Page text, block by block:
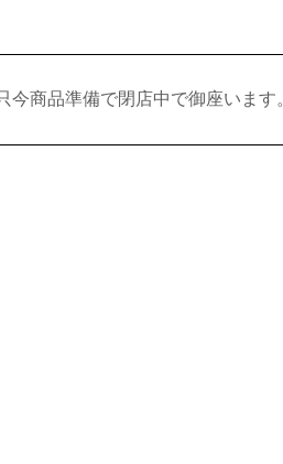
今商品準備で閉店中で御座います